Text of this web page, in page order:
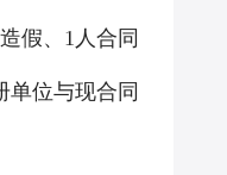
假、 1 人合同
单位与现合同